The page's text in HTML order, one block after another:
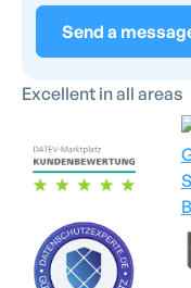
Send a
Excellent in all areas